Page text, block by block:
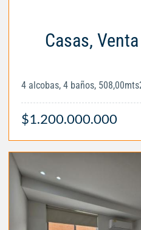
Casas,
4 alcobas, 4 baños,
$1.200.000.000